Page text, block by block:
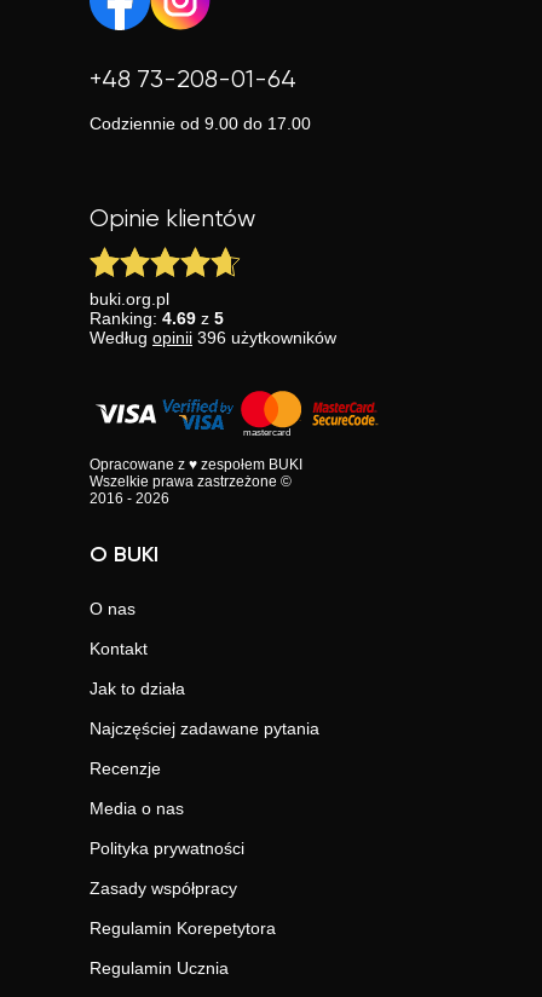
+48 73-208-01-64
Codziennie od 9.00 do 17.00
Opinie klientów
buki.org.pl
Ranking: 4.69 z 5
Według opinii 396 użytkowników
Opracowane z ♥ zespołem BUKI
Wszelkie prawa zastrzeżone ©
2016 - 2026
O BUKI
O nas
Kontakt
Jak to działa
Najczęściej zadawane pytania
Recenzje
Media o nas
Polityka prywatności
Zasady współpracy
Regulamin Korepetytora
Regulamin Ucznia